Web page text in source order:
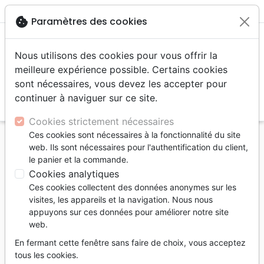
menu
Accueil Editeurs Ministères Multilingues
Ministères
Multilingues
cookie Paramètres des cookies
Nous utilisons des cookies pour vous offrir la
meilleure expérience possible. Certains cookies
sont nécessaires, vous devez les accepter pour
continuer à naviguer sur ce site.
Cookies strictement nécessaires
Ces cookies sont nécessaires à la fonctionnalité du site
web. Ils sont nécessaires pour l'authentification du client,
le panier et la commande.
Cookies analytiques
Ces cookies collectent des données anonymes sur les
visites, les appareils et la navigation. Nous nous
appuyons sur ces données pour améliorer notre site
web.
En fermant cette fenêtre sans faire de choix, vous acceptez
tous les cookies.